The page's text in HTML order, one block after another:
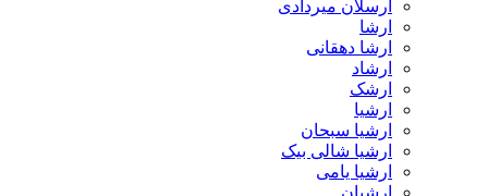
ارسلان میردادی
ارشا
ارشا دهقانی
ارشاد
ارشک
ارشیا
ارشیا سبحان
ارشیا شالی بیک
ارشیا یامی